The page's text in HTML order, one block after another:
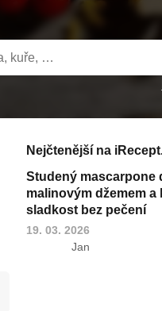
Nejčtenější na
Studený mascarpone
malinovým džemem
sladkost bez pečení
19. 03. 2026
Jan